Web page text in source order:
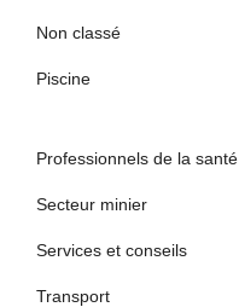
Non classé
Piscine
Professionnels de la santé
Secteur minier
Services et conseils
Transport